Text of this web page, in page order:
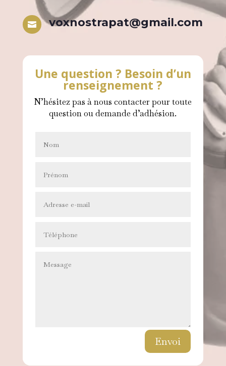
 voxnostrapat@gmail.com
Une question ? Besoin d’un
renseignement ?
N’hésitez pas à nous contacter pour toute
question ou demande d’adhésion.
Envoi